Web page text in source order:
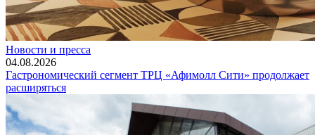
Новости и пресса
04.08.2026
Гастрономический сегмент ТРЦ «Афимолл Сити» продолжает
расширяться